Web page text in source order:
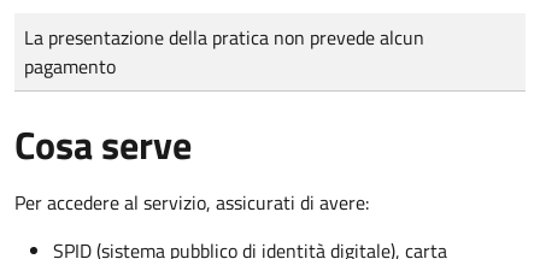
Tipo di pagamento
Importo
La presentazione della pratica non prevede alcun
pagamento
Cosa serve
Per accedere al servizio, assicurati di avere:
SPID (sistema pubblico di identità digitale), carta